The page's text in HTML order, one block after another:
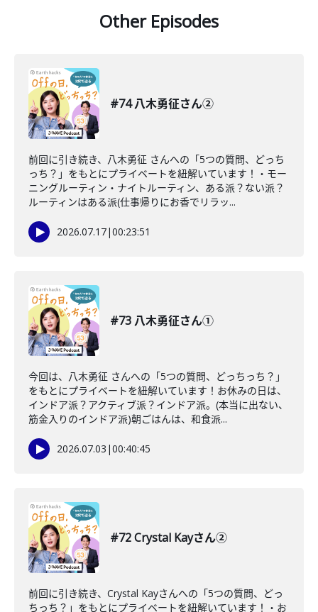
Other Episodes
#74 八木勇征さん②
前回に引き続き、八木勇征 さんへの「5つの質問、どっち
っち？」をもとにプライベートを紐解いています！・モー
ニングルーティン・ナイトルーティン、ある派？ない派？
ルーティンはある派(仕事帰りにお香でリラッ...
2026.07.17|00:23:51
#73 八木勇征さん①
今回は、八木勇征 さんへの「5つの質問、どっちっち？」
をもとにプライベートを紐解いています！お休みの日は、
インドア派？アクティブ派？インドア派。(本当に出ない、
筋金入りのインドア派)朝ごはんは、和食派...
2026.07.03 |00:40:45
#72 Crystal Kayさん②
前回に引き続き、Crystal Kayさんへの「5つの質問、どっ
ちっち？」をもとにプライベートを紐解いています！・お